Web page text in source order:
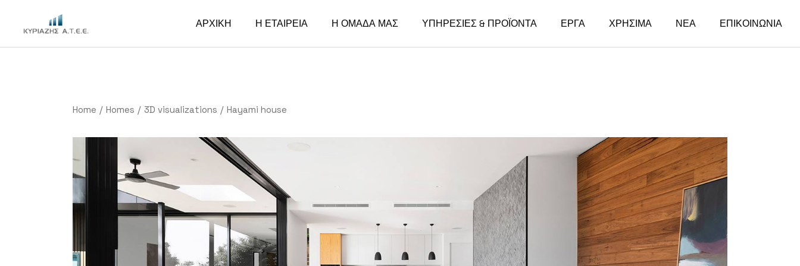
ΑΡΧΙΚΗ Η ΕΤΑΙΡΕΙΑ Η ΟΜΑΔΑ ΜΑΣ ΥΠΗΡΕΣΙΕΣ & ΠΡΟΪΟΝΤΑ ΕΡΓΑ ΧΡΗΣΙΜΑ ΝΕΑ ΕΠΙΚΟΙΝΩΝΙΑ
Home Homes 3D visualizations Hayami house